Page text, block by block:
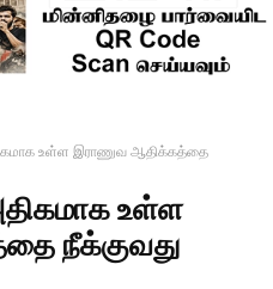
உள்ள இராணுவ ஆதிக்கத்தை
உள்ள
நீக்குவது